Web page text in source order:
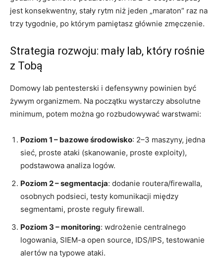
jest konsekwentny, stały rytm niż jeden „maraton” raz na
trzy tygodnie, po którym pamiętasz głównie zmęczenie.
Strategia rozwoju: mały lab, który rośnie
z Tobą
Domowy lab pentesterski i defensywny powinien być
żywym organizmem. Na początku wystarczy absolutne
minimum, potem można go rozbudowywać warstwami:
Poziom 1 – bazowe środowisko: 2–3 maszyny, jedna
sieć, proste ataki (skanowanie, proste exploity),
podstawowa analiza logów.
Poziom 2 – segmentacja: dodanie routera/firewalla,
osobnych podsieci, testy komunikacji między
segmentami, proste reguły firewall.
Poziom 3 – monitoring: wdrożenie centralnego
logowania, SIEM-a open source, IDS/IPS, testowanie
alertów na typowe ataki.